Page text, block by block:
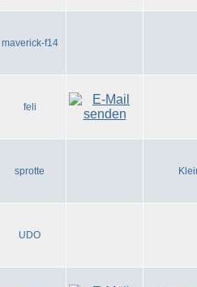
maverick-f14
feli
sprotte
UDO